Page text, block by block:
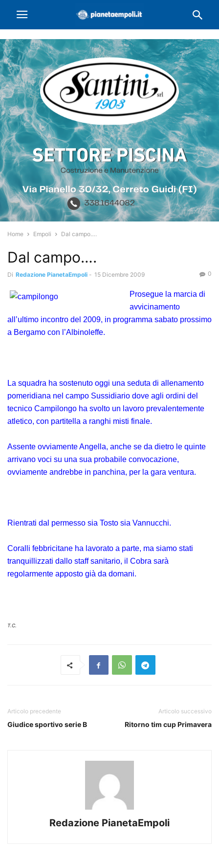
Home Empoli Dal campo….
Dal campo….
Di Redazione PianetaEmpoli - 15 Dicembre 2009 0
Prosegue la marcia di
avvicinamento
all’ultimo incontro del 2009, in programma sabato prossimo
a Bergamo con l’Albinoleffe.
La squadra ha sostenuto oggi una seduta di allenamento
pomeridiana nel campo Sussidiario dove agli ordini del
tecnico Campilongo ha svolto un lavoro prevalentemente
atletico, con partitella a ranghi misti finale.
Assente ovviamente Angella, anche se da dietro le quinte
arrivano voci su una sua probabile convocazione,
ovviamente andrebbe in panchina, per la gara ventura.
Rientrati dal permesso sia Tosto sia Vannucchi.
Coralli febbricitane ha lavorato a parte, ma siamo stati
tranquillizzati dallo staff sanitario, il Cobra sarà
regolarmente apposto già da domani.
T.C.
Articolo precedente
Giudice sportivo serie B
Articolo successivo
Ritorno tim cup Primavera
Redazione PianetaEmpoli